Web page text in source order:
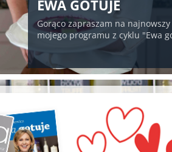
EWA GOTUJE
Gorąco zapraszam na
mojego programu z cyklu "Ewa